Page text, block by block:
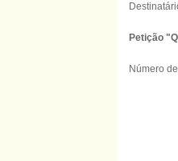
Petição
Número